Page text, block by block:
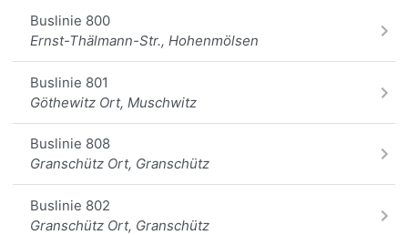
Buslinie 800
Ernst-Thälmann-Str., Hohenmölsen
Buslinie 801
Göthewitz Ort, Muschwitz
Buslinie 808
Granschütz Ort, Granschütz
Buslinie 802
Granschütz Ort, Granschütz